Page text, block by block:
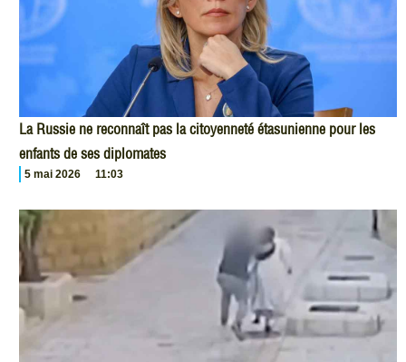
La Russie ne reconnaît pas la citoyenneté étasunienne pour les
enfants de ses diplomates
5 mai 2026 11:03